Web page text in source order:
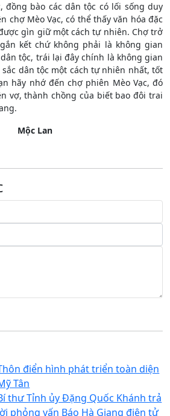
đồng bào các dân tộc có lối sống duy
chợ Mèo Vạc, có thể thấy văn hóa đặc
gìn giữ một cách tự nhiên. Chợ trở
kết chứ không phải là không gian
tộc, trái lại đây chính là không gian
dân tộc một cách tự nhiên nhất, tốt
hãy nhớ đến chợ phiên Mèo Vạc, đó
vợ, thành chồng của biết bao đôi trai
Mộc Lan
điển hình phát triển toàn diện
Tân
thư Tỉnh ủy Đặng Quốc Khánh trả
phỏng vấn Báo Hà Giang điện tử